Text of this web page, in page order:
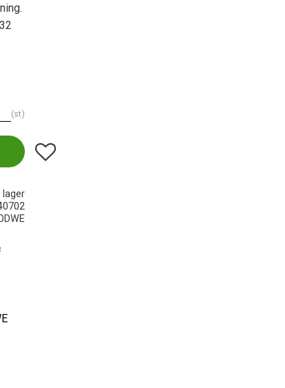
st
Lägg till i favoriter
I lager